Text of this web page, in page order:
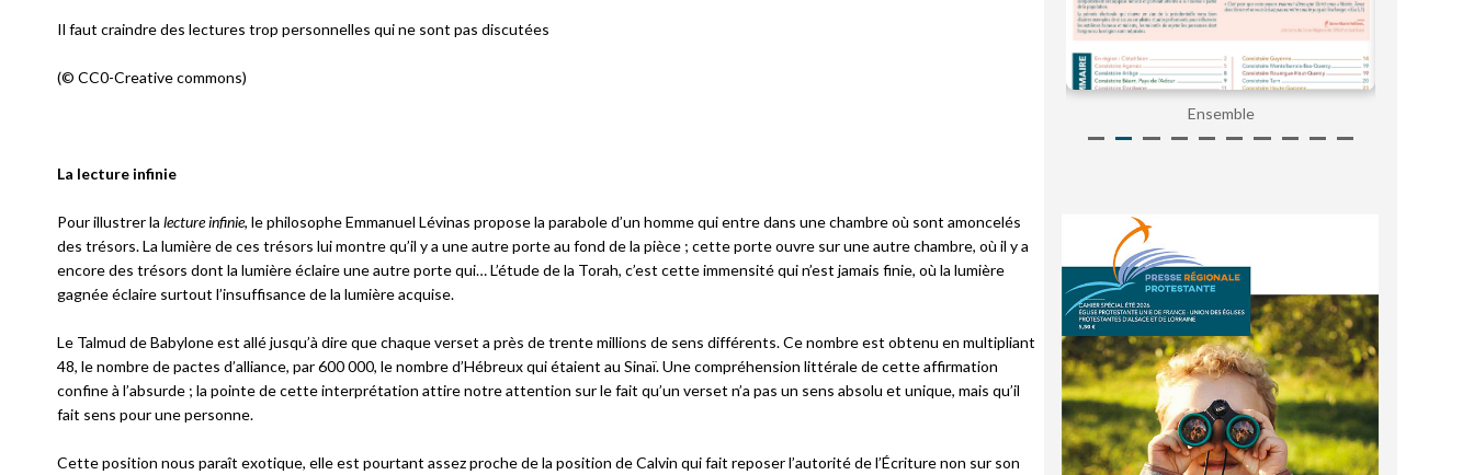
Il faut craindre des lectures trop personnelles qui ne sont pas discutées
(© CC0-Creative commons)
La lecture infinie
Pour illustrer la lecture infinie, le philosophe Emmanuel Lévinas propose la parabole d’un homme qui entre dans une chambre où sont amoncelés
des trésors. La lumière de ces trésors lui montre qu’il y a une autre porte au fond de la pièce ; cette porte ouvre sur une autre chambre, où il y a
encore des trésors dont la lumière éclaire une autre porte qui… L’étude de la Torah, c’est cette immensité qui n’est jamais finie, où la lumière
gagnée éclaire surtout l’insuffisance de la lumière acquise.
Le Talmud de Babylone est allé jusqu’à dire que chaque verset a près de trente millions de sens différents. Ce nombre est obtenu en multipliant
48, le nombre de pactes d’alliance, par 600 000, le nombre d’Hébreux qui étaient au Sinaï. Une compréhension littérale de cette affirmation
confine à l’absurde ; la pointe de cette interprétation attire notre attention sur le fait qu’un verset n’a pas un sens absolu et unique, mais qu’il
fait sens pour une personne.
Cette position nous paraît exotique, elle est pourtant assez proche de la position de Calvin qui fait reposer l’autorité de l’Écriture non sur son
Ensemble